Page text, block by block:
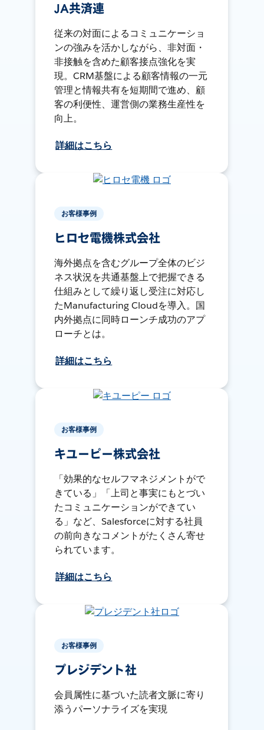
JA共済連
従来の対面によるコミュニケーショ
ンの強みを活かしながら、非対面・
非接触を含めた顧客接点強化を実
現。CRM基盤による顧客情報の一元
管理と情報共有を短期間で進め、顧
客の利便性、運営側の業務生産性を
向上。
詳細はこちら
お客様事例
ヒロセ電機株式会社
海外拠点を含むグループ全体のビジ
ネス状況を共通基盤上で把握できる
仕組みとして繰り返し受注に対応し
たManufacturing Cloudを導入。国
内外拠点に同時ローンチ成功のアプ
ローチとは。
詳細はこちら
お客様事例
キユーピー株式会社
「効果的なセルフマネジメントがで
きている」「上司と事実にもとづい
たコミュニケーションができてい
る」など、Salesforceに対する社員
の前向きなコメントがたくさん寄せ
られています。
詳細はこちら
お客様事例
プレジデント社
会員属性に基づいた読者文脈に寄り
添うパーソナライズを実現